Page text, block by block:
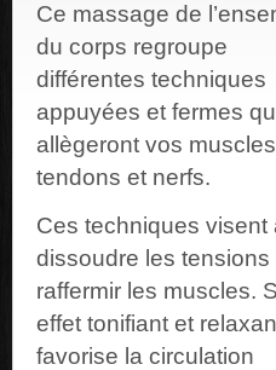
Ce massage de
du corps regroupe
différentes techniques
appuyées et fermes
allègeront vos
tendons et nerfs.
Ces techniques visent
dissoudre les tensions
raffermir les muscles.
effet tonifiant et
favorise la circulation